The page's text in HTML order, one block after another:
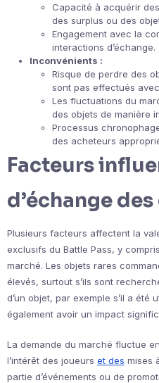
Capacité à acquérir
des surplus ou des
Engagement avec la
interactions d’échange.
Inconvénients :
Risque de perdre des
sont pas effectués
Les fluctuations du
des objets de manière
Processus
des acheteurs
Facteurs
d’échange
Plusieurs facteurs affectent la
exclusifs du Battle Pass, y
marché. Les objets rares
élevés, surtout s’ils sont
d’un objet, par exemple s’il a
également avoir un impact
La demande du marché fluctue
l’intérêt des joueurs et des mises
partie d’événements ou de